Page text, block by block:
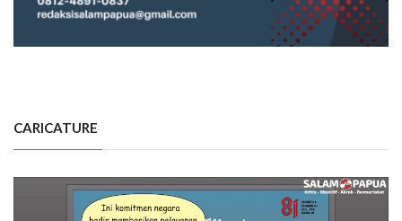
CARICATURE